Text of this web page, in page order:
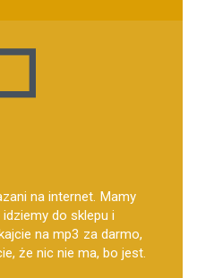
na internet. Mamy
do sklepu i
na mp3 za darmo,
że nic nie ma, bo jest.